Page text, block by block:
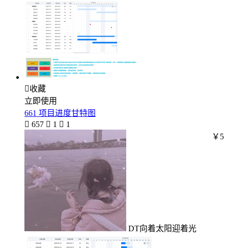
收藏
立即使用
661 项目进度甘特图
 657  1  1
DT向着太阳迎着光
￥5